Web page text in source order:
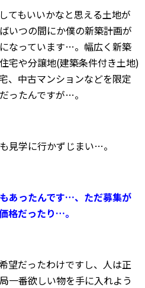
てもいいかなと思える土地が
いつの間にか僕の新築計画が
なっています…。幅広く新築
宅や分譲地(建築条件付き土地)
、中古マンションなどを限定
ったんですが…。
見学に行かずじまい…。
あったんです…、ただ募集が
格だったり…。
望だったわけですし、人は正
一番欲しい物を手に入れよう